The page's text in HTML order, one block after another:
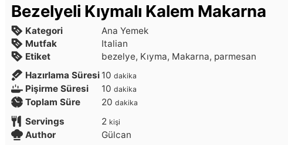
Bezelyeli Kıymalı Kalem Makarna
Kategori
Ana Yemek
Mutfak
Italian
Etiket
bezelye, Kıyma, Makarna, parmesan
Hazırlama Süresi 10d
a
k
k
a
dakika
Pişirme Süresi 10d
a
i
k
dakika
Toplam Süre 20d
k
i
dakika
Servings 2 kişi
Author Gülcan